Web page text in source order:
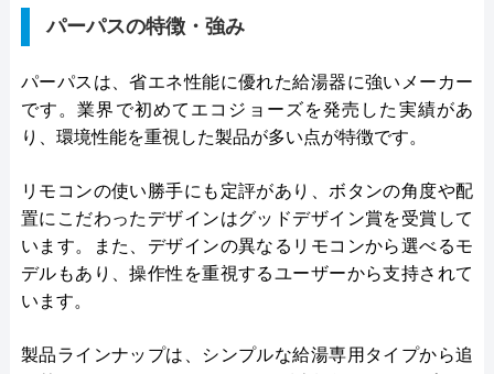
パーパスの特徴・強み
パーパスは、省エネ性能に優れた給湯器に強いメーカー
です。業界で初めてエコジョーズを発売した実績があ
り、環境性能を重視した製品が多い点が特徴です。
リモコンの使い勝手にも定評があり、ボタンの角度や配
置にこだわったデザインはグッドデザイン賞を受賞して
います。また、デザインの異なるリモコンから選べるモ
デルもあり、操作性を重視するユーザーから支持されて
います。
製品ラインナップは、シンプルな給湯専用タイプから追